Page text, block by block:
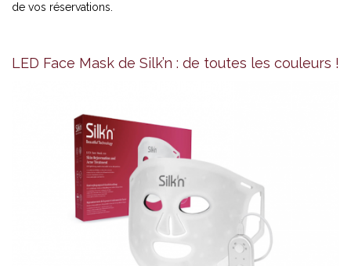
de vos réservations.
LED Face Mask de Silk’n : de toutes les couleurs !